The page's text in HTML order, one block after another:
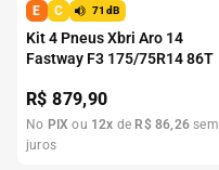
E C 71dB
Kit 4 Pneus Xbri Aro 14
Fastway F3 175/75R14 86T
R$879,90
No PIX ou 12x de R$ 86,26 sem
juros